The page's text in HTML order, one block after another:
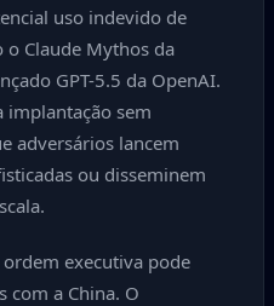
uso indevido de
o Claude Mythos da
GPT-5.5 da OpenAI.
implantação sem
adversários lancem
ou disseminem
executiva pode
com a China. O